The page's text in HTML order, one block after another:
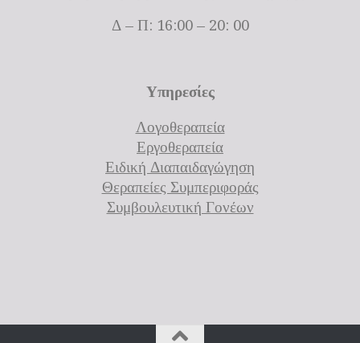
Δ – Π: 16:00 – 20: 00
Υπηρεσίες
Λογοθεραπεία
Εργοθεραπεία
Ειδική Διαπαιδαγώγηση
Θεραπείες Συμπεριφοράς
Συμβουλευτική Γονέων